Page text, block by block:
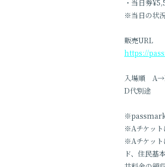
・当日券
※当日の状
販売URL
https://
入場順
D代別途
※Aチケット
※Aチケット
ド、住民基